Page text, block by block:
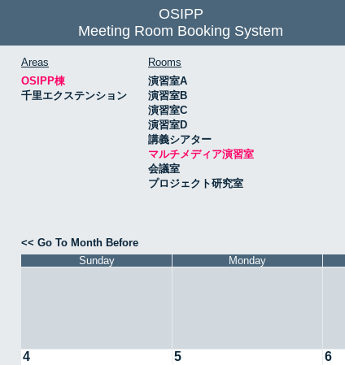
OSIPP
Meeting Room Booking System
Areas
OSIPP棟
千里エクステンション
Rooms
演習室A
演習室B
演習室C
演習室D
講義シアター
マルチメディア演習室
会議室
プロジェクト研究室
<< Go To Month Before
Sunday
Monday
4 5 6